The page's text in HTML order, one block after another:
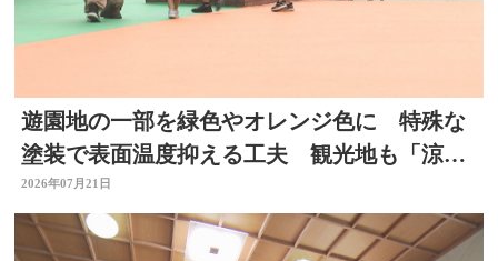
遊園地の一部を緑色やオレンジ色に 特殊な
塗装で表面温度抑える工夫 観光地も「涼」
PRで集客図る 大分
2026年07月21日